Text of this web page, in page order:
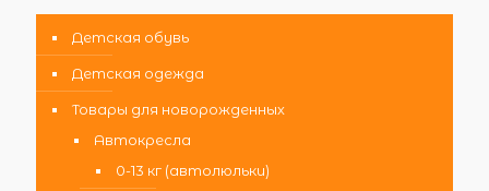
Детская обувь
Детская одежда
Товары для новорожденных
Автокресла
0-13 кг (автолюльки)